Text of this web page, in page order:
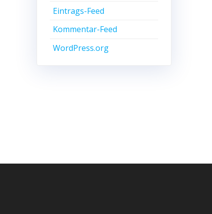
Eintrags-Feed
Kommentar-Feed
WordPress.org